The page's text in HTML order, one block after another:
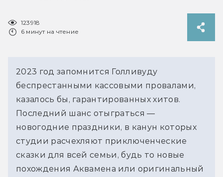
123918
6 минут на чтение
2023 год запомнится Голливуду
беспрестанными кассовыми провалами,
казалось бы, гарантированных хитов.
Последний шанс отыграться —
новогодние праздники, в канун которых
студии расчехляют приключенческие
сказки для всей семьи, будь то новые
похождения Аквамена или оригинальный